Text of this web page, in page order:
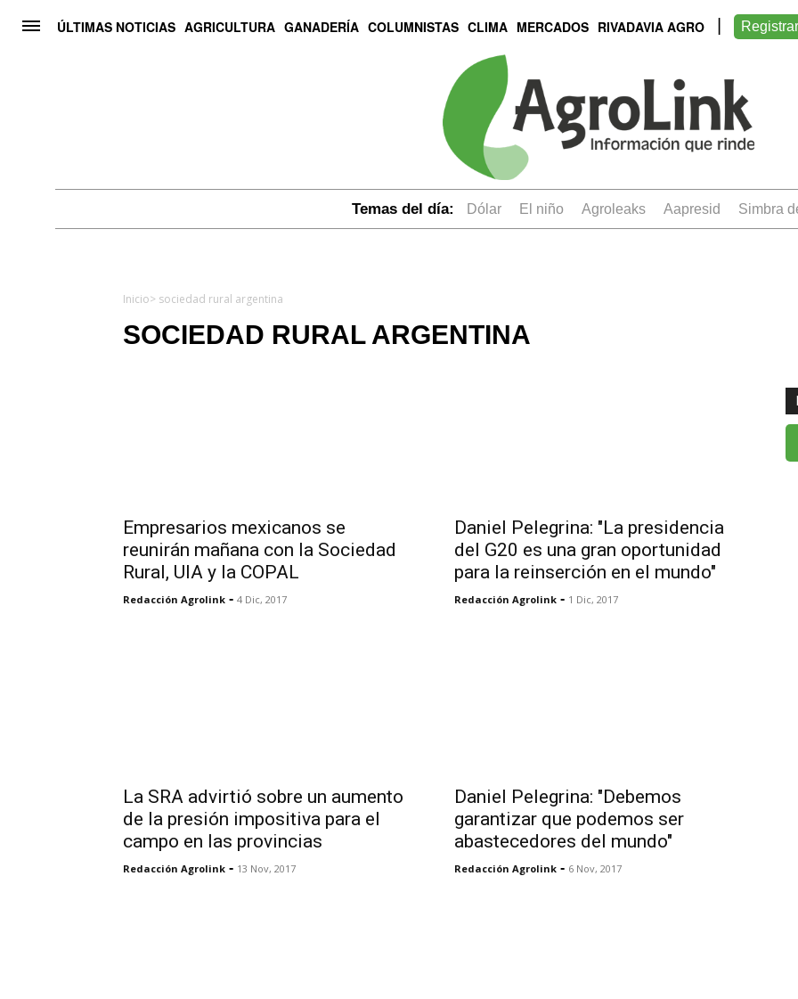
ÚLTIMAS NOTICIAS AGRICULTURA GANADERÍA COLUMNISTAS CLIMA MERCADOS RIVADAVIA AGRO
Temas del día: dólar el niño Agroleaks aapresid simbra
Inicio> sociedad rural argentina
SOCIEDAD RURAL ARGENTINA
Empresarios mexicanos se
reunirán mañana con la Sociedad
Rural, UIA y la COPAL
Redacción Agrolink - 4 Dic, 2017
Daniel Pelegrina: "La presidencia
del G20 es una gran oportunidad
para la reinserción en el mundo"
Redacción Agrolink - 1 Dic, 2017
La SRA advirtió sobre un aumento
de la presión impositiva para el
campo en las provincias
Redacción Agrolink - 13 Nov, 2017
Daniel Pelegrina: "Debemos
garantizar que podemos ser
abastecedores del mundo"
Redacción Agrolink - 6 Nov, 2017